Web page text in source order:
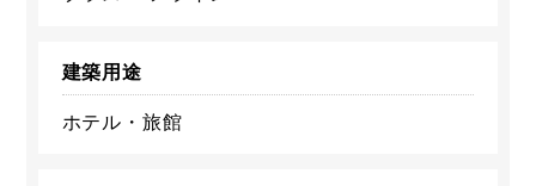
建築用途
ホテル・旅館